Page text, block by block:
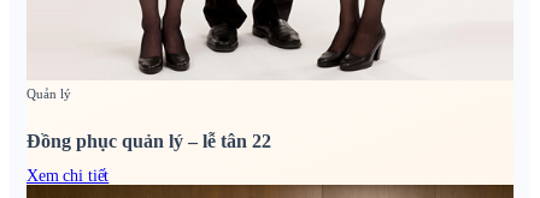
Quản lý
Đồng phục quản lý – lễ tân 22
Xem chi tiết